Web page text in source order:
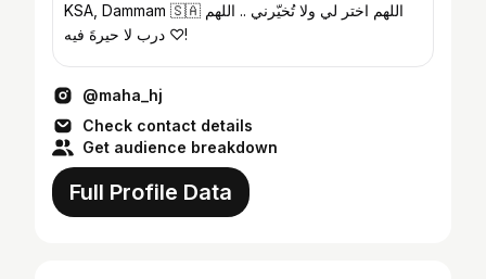
KSA, Dammam 🇸🇦 اللهم اختر لي ولا تُخيّرني .. ‏اللهم
درب لا حيرةَ فيه ♡!
@maha_hj
Check contact details
Get audience breakdown
Full Profile Data